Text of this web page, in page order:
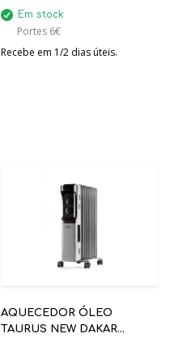
Em stock
Portes 6€
Recebe em 1/2 dias úteis.
AQUECEDOR ÓLEO
TAURUS NEW DAKAR